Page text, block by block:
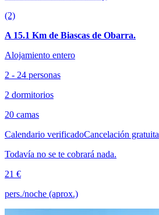
(2)
A 15.1 Km de Biascas de Obarra.
Alojamiento entero
2 - 24 personas
2 dormitorios
20 camas
Calendario verificadoCancelación gratuita
Todavía no se te cobrará nada.
21 €
pers./noche (aprox.)